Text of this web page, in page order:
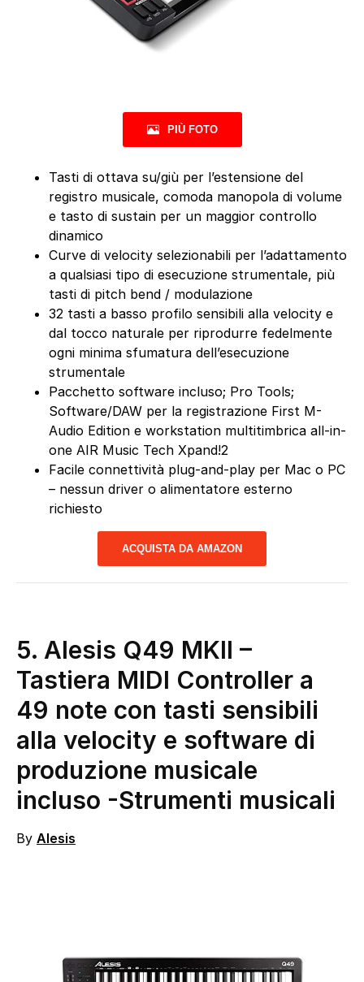
PIÙ FOTO
Tasti di ottava su/giù per l’estensione del
registro musicale, comoda manopola di volume
e tasto di sustain per un maggior controllo
dinamico
Curve di velocity selezionabili per l’adattamento
a qualsiasi tipo di esecuzione strumentale, più
tasti di pitch bend / modulazione
32 tasti a basso profilo sensibili alla velocity e
dal tocco naturale per riprodurre fedelmente
ogni minima sfumatura dell’esecuzione
strumentale
Pacchetto software incluso; Pro Tools;
Software/DAW per la registrazione First M-
Audio Edition e workstation multitimbrica all-in-
one AIR Music Tech Xpand!2
Facile connettività plug-and-play per Mac o PC
– nessun driver o alimentatore esterno
richiesto
ACQUISTA DA AMAZON
5. Alesis Q49 MKII –
Tastiera MIDI Controller a
49 note con tasti sensibili
alla velocity e software di
produzione musicale
incluso -Strumenti musicali
By Alesis